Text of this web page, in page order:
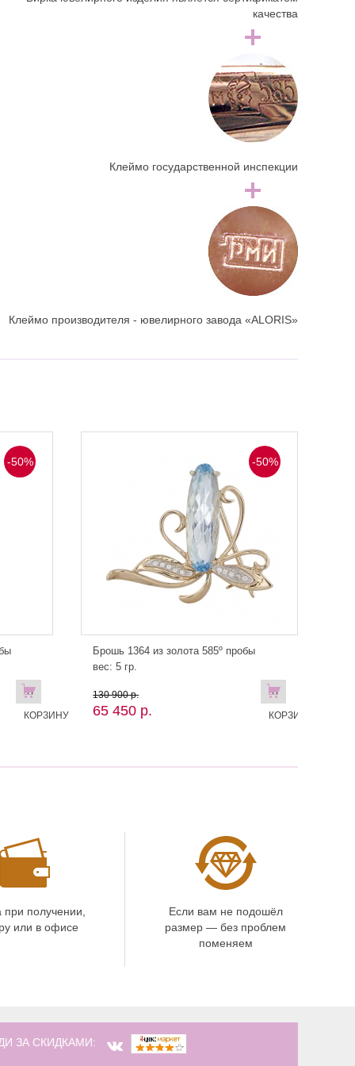
качества
Клеймо государственной инспекции
Клеймо производителя - ювелирного завода «ALORIS»
-50%
В
КОРЗИНУ
-50%
Брошь 1364 из золота 585º пробы
вес: 5 гр.
130 900 р.
65 450 р.
В
КОРЗИНУ
получении,
или в офисе
Если вам не подошёл
размер — без проблем
поменяем
ЗА СКИДКАМИ: